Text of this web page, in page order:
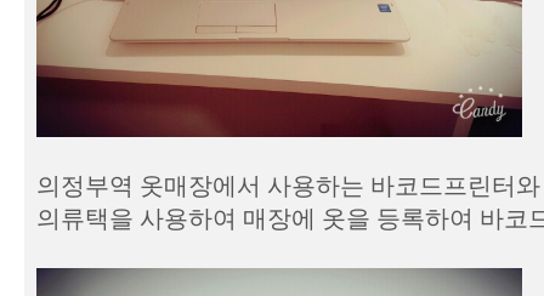
의정부역 옷매장에서 사용하는 바코드프린터
의류택을 사용하여 매장에 옷을 등록하여 바코